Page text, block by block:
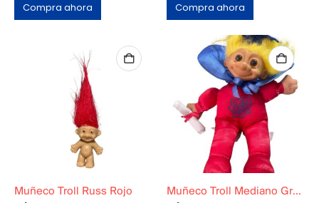
Compra ahora Compra ahora
Muñeco Troll Russ Rojo Muñeco Troll Mediano Graduado Marca Russ